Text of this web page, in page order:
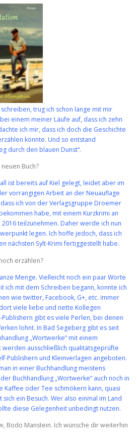
trug ich schon lange mit mir
einem meiner Läufe auf, dass ich zehn
ich mir, dass ich doch die Geschichte
könnte. Und so entstand
durch den blauen Dunst“.
Buch?
ist bereits auf Kiel gelegt, leidet aber im
vorrangigen Arbeit an der Neuauflage
ich von der Verlagsgruppe Droemer
habe, mit einem Kurzkrimi an
teilzunehmen. Daher werde ich nun
legen. Ich hoffe jedoch, dass ich
nächsten Sylt-Krimi fertiggestellt habe.
erzählen?
Menge. Vielleicht noch ein paar Worte
ich mit dem Schreiben begann, konnte ich
wie twitter, Facebook, G+, etc. immer
viele liebe und nette Kollegen
gibt es viele Perlen, bei denen
lohnt. In Bad Segeberg gibt es seit
„Wortwerke“ mit einem
werden ausschließlich qualitätsgeprüfte
Publishern und Kleinverlagen angeboten.
in einer Buchhandlung meistens
Buchhandlung „Wortwerke“ auch noch in
Kaffee oder Tee schmökern kann, quasi
ein Besuch. Wer also einmal im Land
diese Gelegenheit unbedingt nutzen.
Bodo Manstein. Ich wünsche dir weiterhin